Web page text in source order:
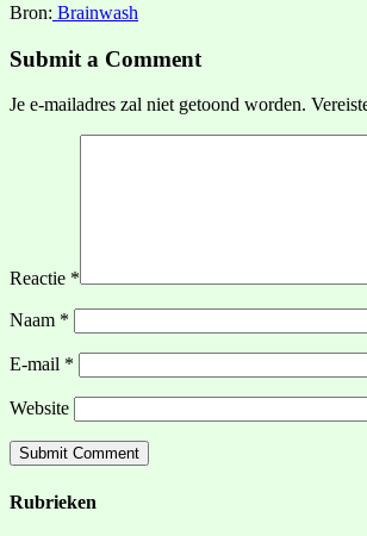
Bron: Brainwash
Submit a Comment
Je e-mailadres zal niet getoond worden.
Reactie *
Naam *
E-mail *
Website
Rubrieken